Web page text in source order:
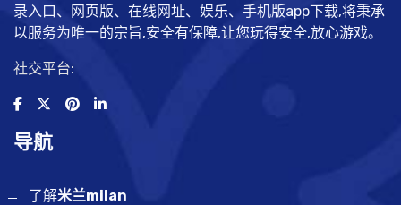
录入口、网页版、在线网址、娱乐、手机版app下载,将秉承
以服务为唯一的宗旨,安全有保障,让您玩得安全,放心游戏。
社交平台:
导航
了解米兰milan